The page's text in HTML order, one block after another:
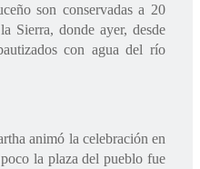
son conservadas a 20
Sierra, donde ayer, desde
con agua del río
animó la celebración en
la plaza del pueblo fue